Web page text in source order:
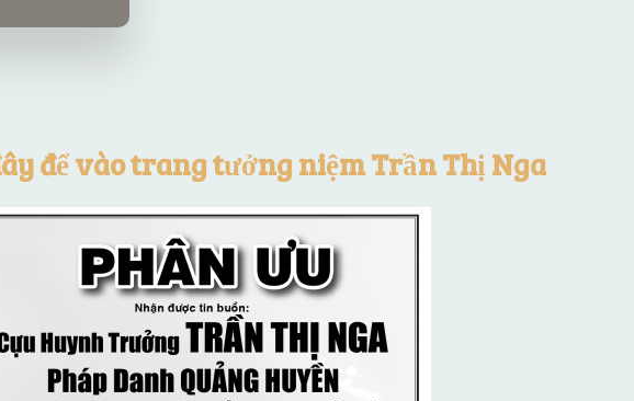
để vào trang tưởng niệm Trần Thị Nga